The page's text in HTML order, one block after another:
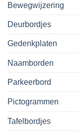
Bewegwijzering
Deurbordjes
Gedenkplaten
Naamborden
Parkeerbord
Pictogrammen
Tafelbordjes